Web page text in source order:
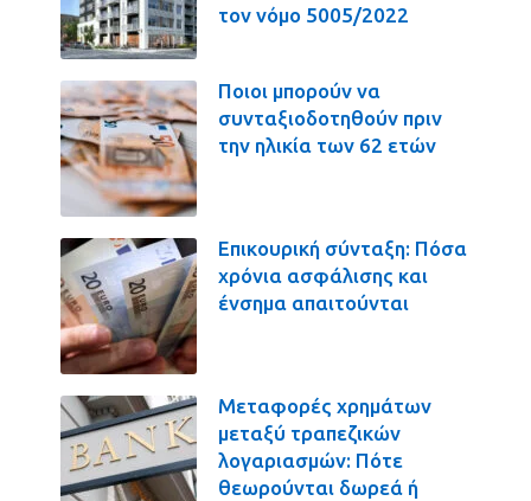
τον νόμο 5005/2022
Ποιοι μπορούν να
συνταξιοδοτηθούν πριν
την ηλικία των 62 ετών
Επικουρική σύνταξη: Πόσα
χρόνια ασφάλισης και
ένσημα απαιτούνται
Μεταφορές χρημάτων
μεταξύ τραπεζικών
λογαριασμών: Πότε
θεωρούνται δωρεά ή